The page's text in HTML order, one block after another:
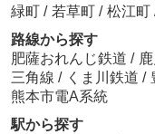
緑町 / 若草町 / 松江町
路線から探す
肥薩おれんじ鉄道 /
三角線 / くま川鉄道 /
熊本市電A系統
駅から探す